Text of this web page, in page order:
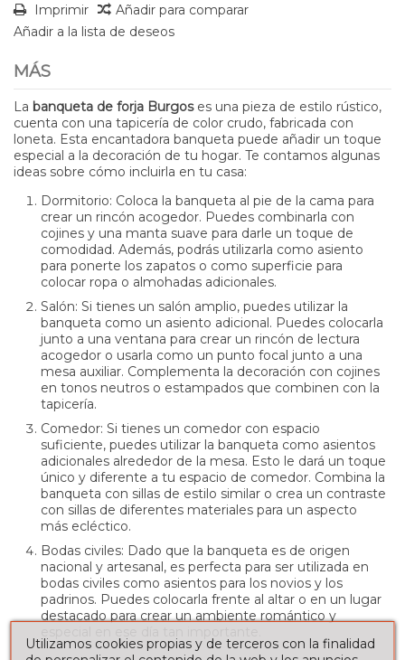
Imprimir
Añadir para comparar
Añadir a la lista de deseos
MÁS
La banqueta de forja Burgoses una pieza de estilo rústico,
cuenta con una tapicería de color crudo, fabricada con
loneta. Esta encantadora banqueta puede añadir un toque
especial a la decoración de tu hogar. Te contamos algunas
ideas sobre cómo incluirla en tu casa:
Dormitorio: Coloca la banqueta al pie de la cama para
crear un rincón acogedor. Puedes combinarla con
cojines y una manta suave para darle un toque de
comodidad. Además, podrás utilizarla como asiento
para ponerte los zapatos o como superficie para
colocar ropa o almohadas adicionales.
Salón: Si tienes un salón amplio, puedes utilizar la
banqueta como un asiento adicional. Puedes colocarla
junto a una ventana para crear un rincón de lectura
acogedor o usarla como un punto focal junto a una
mesa auxiliar. Complementa la decoración con cojines
en tonos neutros o estampados que combinen con la
tapicería.
Comedor: Si tienes un comedor con espacio
suficiente, puedes utilizar la banqueta como asientos
adicionales alrededor de la mesa. Esto le dará un toque
único y diferente a tu espacio de comedor. Combina la
banqueta con sillas de estilo similar o crea un contraste
con sillas de diferentes materiales para un aspecto
más ecléctico.
Bodas civiles: Dado que la banqueta es de origen
nacional y artesanal, es perfecta para ser utilizada en
bodas civiles como asientos para los novios y los
padrinos. Puedes colocarla frente al altar o en un lugar
destacado para crear un ambiente romántico y
Utilizamos cookies propias y de terceros con la finalidad